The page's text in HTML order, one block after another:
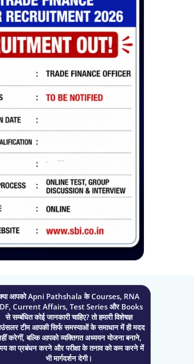
आपको Apni Pathshala के Courses, RNA
Current Affairs, Test Series और Books
से सम्बंधित कोई जानकारी चाहिए? तो हमारी विशेषज्ञ
टीम आपकी सिर्फ समस्याओं के समाधान में ही मदद
करेगीं, बल्कि आपको व्यक्तिगत अध्ययन योजना बनाने,
का प्रबंधन करने और परीक्षा के तनाव को कम करने में
भी मार्गदर्शन देगी।